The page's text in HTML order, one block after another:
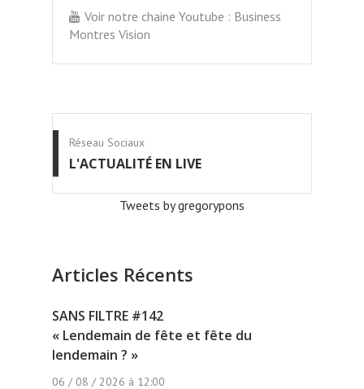
Voir notre chaine Youtube : Business
Montres Vision
Réseau Sociaux
L'ACTUALITÉ EN LIVE
Tweets by gregorypons
Articles Récents
SANS FILTRE #142
« Lendemain de fête et fête du
lendemain ? »
06 / 08 / 2026 à 12:00